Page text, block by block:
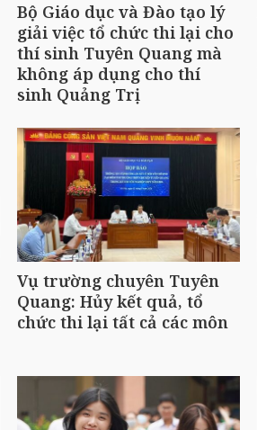
Bộ Giáo dục và Đào tạo lý
giải việc tổ chức thi lại cho
thí sinh Tuyên Quang mà
không áp dụng cho thí
sinh Quảng Trị
Vụ trường chuyên Tuyên
Quang: Hủy kết quả, tổ
chức thi lại tất cả các môn